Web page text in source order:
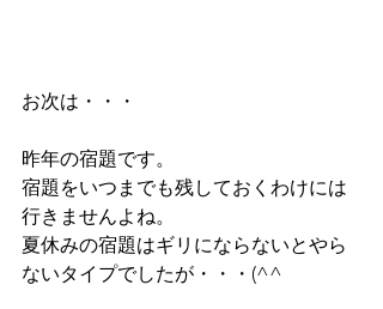
お次は・・・
昨年の宿題です。
宿題をいつまでも残しておくわけには
行きませんよね。
夏休みの宿題はギリにならないとやら
ないタイプでしたが・・・(^^ゞ